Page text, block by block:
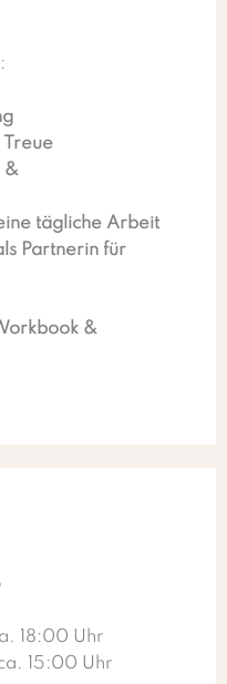
Treue
&
tägliche Arbeit
Partnerin für
&
18:00 Uhr
15:00 Uhr